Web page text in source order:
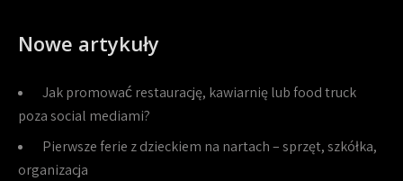
Nowe artykuły
Jak promować restaurację, kawiarnię lub food truck
poza social mediami?
Pierwsze ferie z dzieckiem na nartach – sprzęt, szkółka,
organizacja